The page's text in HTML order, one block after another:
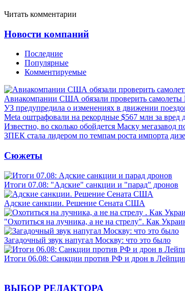
Читать комментарии
Новости компаний
Последние
Популярные
Комментируемые
Авиакомпании США обязали проверить самолеты
УЗ предупредила о изменениях в движении
Meta оштрафовали на рекордные $567 млн за вред
Известно, во сколько обойдется Маску мегазавод
ЗПЕК стала лидером по темпам роста импорта
Сюжеты
Итоги 07.08: "Адские" санкции и "парад" дронов
Адские санкции. Решение Сената США
"Охотиться на лучника, а не на стрелу". Как
Загадочный звук напугал Москву: что это было
Итоги 06.08: Санкции против РФ и дрон в
ВЫБОР РЕДАКТОРА